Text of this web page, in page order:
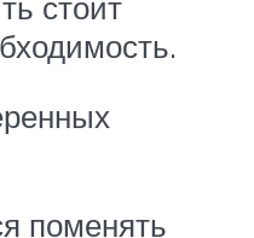
поменять